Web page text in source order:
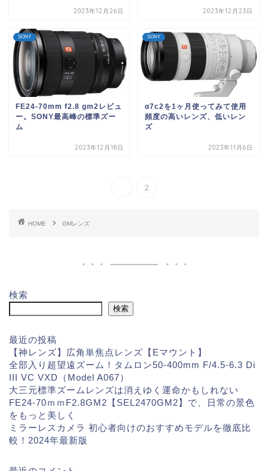
2023年12月26日 2023年12月23日
SONY
FE24-70mm f2.8 gm2レビュ
ー。SONY最高峰の標準ズー
ム
2023年12月18日
SONY
α7c2を1ヶ月使ってみて使用
頻度の高いレンズ、低いレン
ズ
2023年11月6日
2
HOME GMレンズ
検索
検索
最近の投稿
【神レンズ】広角単焦点レンズ【Eマウント】
全部入り超望遠ズーム！タムロン50-400mm F/4.5-6.3 Di
III VC VXD（Model A067）
大三元標準ズームレンズは消えゆく運命かもしれない
FE24-70ｍｍF2.8GM2【SEL2470GM2】で、日常の景色
をもっと美しく
ミラーレスカメラ 初心者向けのおすすめモデルを徹底比
較！2024年最新版